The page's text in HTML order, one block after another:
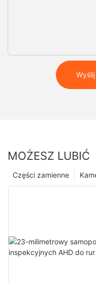
MOŻESZ LUBIĆ
Części zamienne